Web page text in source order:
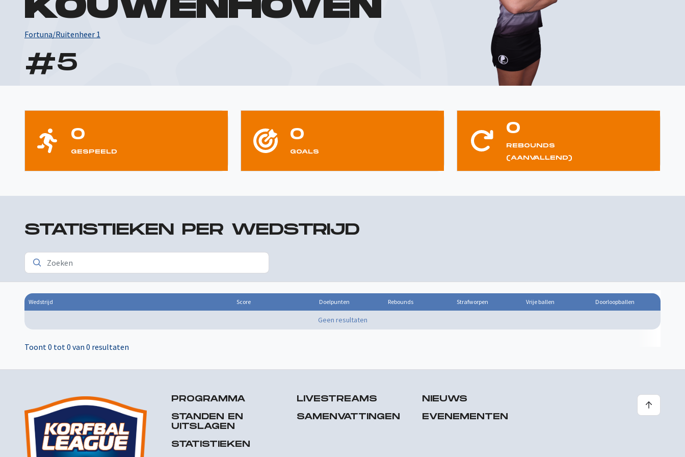
Fortuna/Ruitenheer 1
#5
0
GESPEELD
0
GOALS
0
REBOUNDS
(AANVALLEND)
STATISTIEKEN PER WEDSTRIJD
Wedstrijd Score Doelpunten Rebounds Strafworpen Vrije ballen Doorloopballen
Geen resultaten
Toont 0 tot 0 van 0 resultaten
PROGRAMMA
STANDEN EN
UITSLAGEN
STATISTIEKEN
LIVESTREAMS
SAMENVATTINGEN
NIEUWS
EVENEMENTEN